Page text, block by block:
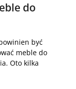
do
być
meble do
Oto kilka